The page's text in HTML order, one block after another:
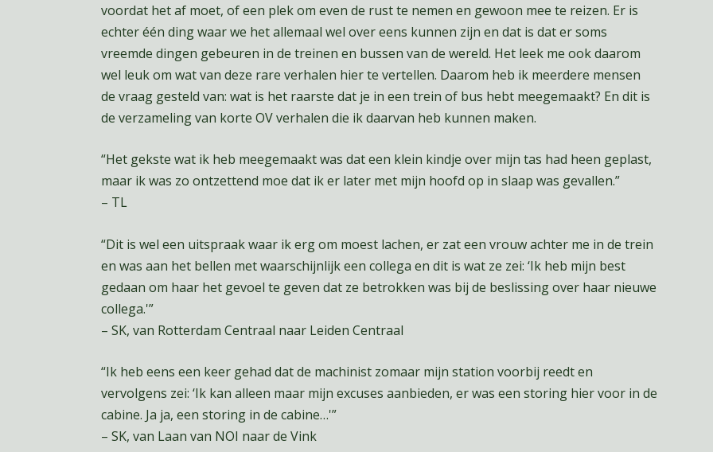
voordat het af moet, of een plek om even de rust te nemen en gewoon mee te reizen. Er is
echter één ding waar we het allemaal wel over eens kunnen zijn en dat is dat er soms
vreemde dingen gebeuren in de treinen en bussen van de wereld. Het leek me ook daarom
wel leuk om wat van deze rare verhalen hier te vertellen. Daarom heb ik meerdere mensen
de vraag gesteld van: wat is het raarste dat je in een trein of bus hebt meegemaakt? En dit is
de verzameling van korte OV verhalen die ik daarvan heb kunnen maken.
“Het gekste wat ik heb meegemaakt was dat een klein kindje over mijn tas had heen geplast,
maar ik was zo ontzettend moe dat ik er later met mijn hoofd op in slaap was gevallen.”
– TL
“Dit is wel een uitspraak waar ik erg om moest lachen, er zat een vrouw achter me in de trein
en was aan het bellen met waarschijnlijk een collega en dit is wat ze zei: ‘Ik heb mijn best
gedaan om haar het gevoel te geven dat ze betrokken was bij de beslissing over haar nieuwe
collega.'”
– SK, van Rotterdam Centraal naar Leiden Centraal
“Ik heb eens een keer gehad dat de machinist zomaar mijn station voorbij reedt en
vervolgens zei: ‘Ik kan alleen maar mijn excuses aanbieden, er was een storing hier voor in de
cabine. Ja ja, een storing in de cabine…'”
– SK, van Laan van NOI naar de Vink